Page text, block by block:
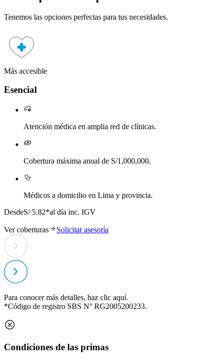
Tenemos las opciones perfectas para tus necesidades.
Más accesible
Esencial
Atención médica en amplia red de clínicas.
Cobertura máxima anual de S/1,000,000.
Médicos a domicilio en Lima y provincia.
DesdeS/ 5.82*al día inc. IGV
Ver coberturas Solicitar asesoría
Para conocer más detalles, haz clic aquí.
*Código de registro SBS N° RG2005200233.
Condiciones de las primas